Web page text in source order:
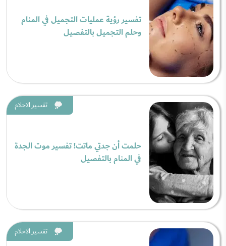
تفسير رؤية عمليات التجميل في المنام
وحلم التجميل بالتفصيل
تفسير الاحلام
حلمت أن جدتي ماتت! تفسير موت الجدة
في المنام بالتفصيل
تفسير الاحلام